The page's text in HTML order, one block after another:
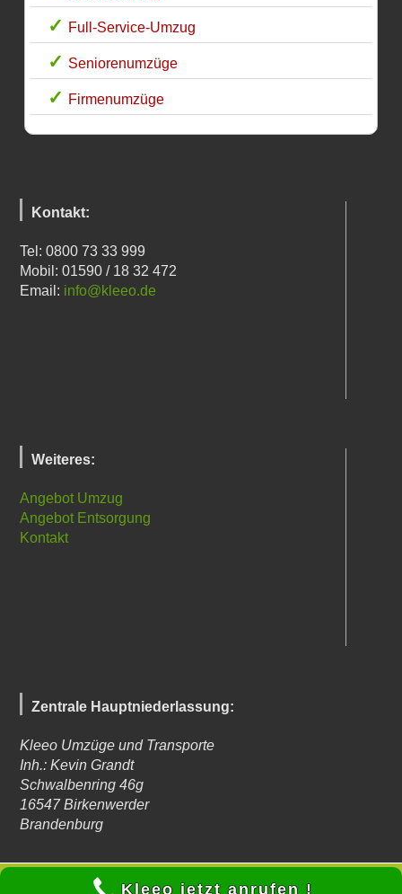
Kleeo jetzt anrufen !
Full-Service-Umzug
Seniorenumzüge
Firmenumzüge
Kontakt:
Tel: 0800 73 33 999
Mobil: 01590 / 18 32 472
Email: info@kleeo.de
Weiteres:
Angebot Umzug
Angebot Entsorgung
Kontakt
Zentrale Hauptniederlassung:
Kleeo Umzüge und Transporte
Inh.: Kevin Grandt
Schwalbenring 46g
16547 Birkenwerder
Brandenburg
© Kleeo Umzüge und Transporte 2023 - Autor: Kevin Grandt -